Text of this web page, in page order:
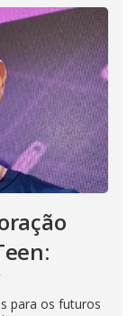
para os futuros